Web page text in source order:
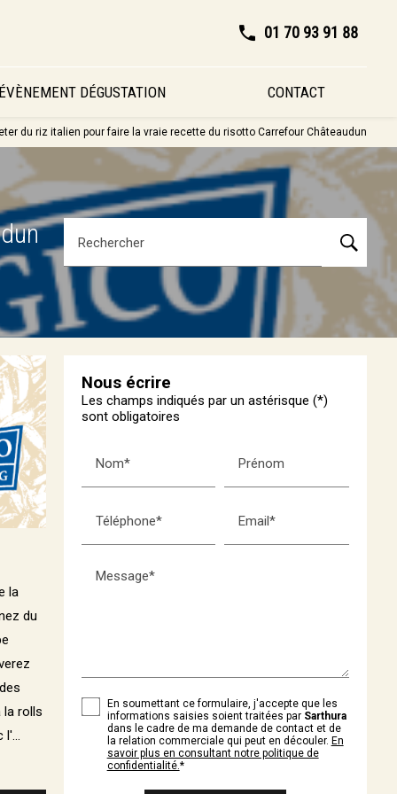
01 70 93 91 88
DÉGUSTATION CONTACT
du riz italien pour faire la vraie recette du risotto Carrefour Châteaudun
Rechercher
la
du
la rolls
l'...
Nous écrire
Les champs indiqués par un astérisque (*)
sont obligatoires
Nom* Prénom
Téléphone* Email*
Message*
En soumettant ce formulaire, j'accepte que les
informations saisies soient traitées par Sarthura
dans le cadre de ma demande de contact et de
la relation commerciale qui peut en découler. En
savoir plus en consultant notre politique de
confidentialité.*